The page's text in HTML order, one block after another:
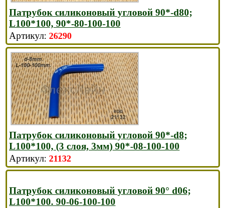
Патрубок силиконовый угловой 90*-d80;
L100*100, 90*-80-100-100
26290
Патрубок силиконовый угловой 90*-d8;
L100*100, (3 слоя, 3мм) 90*-08-100-100
21132
Патрубок силиконовый угловой 90° d06;
L100*100. 90-06-100-100